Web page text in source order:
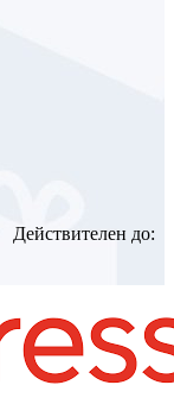
Действителен до: